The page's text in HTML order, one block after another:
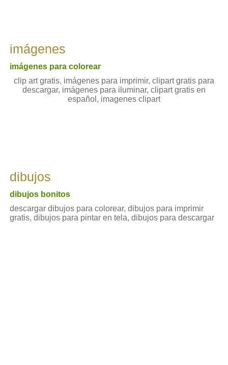
imágenes
imágenes para colorear
clip art gratis, imágenes para imprimir, clipart gratis para
descargar, imágenes para iluminar, clipart gratis en
español, imagenes clipart
dibujos
dibujos bonitos
descargar dibujos para colorear, dibujos para imprimir
gratis, dibujos para pintar en tela, dibujos para descargar